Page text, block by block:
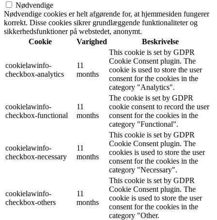
Nødvendige
Nødvendige cookies er helt afgørende for, at hjemmesiden fungerer
korrekt. Disse cookies sikrer grundlæggende funktionaliteter og
sikkerhedsfunktioner på webstedet, anonymt.
Cookie
Varighed Beskrivelse
cookielawinfo-
checkbox-analytics
11
months
This cookie is set by GDPR
Cookie Consent plugin. The
cookie is used to store the user
consent for the cookies in the
category "Analytics".
cookielawinfo-
checkbox-functional
11
months
The cookie is set by GDPR
cookie consent to record the user
consent for the cookies in the
category "Functional".
cookielawinfo-
checkbox-necessary
11
months
This cookie is set by GDPR
Cookie Consent plugin. The
cookies is used to store the user
consent for the cookies in the
category "Necessary".
cookielawinfo-
checkbox-others
11
months
This cookie is set by GDPR
Cookie Consent plugin. The
cookie is used to store the user
consent for the cookies in the
category "Other.